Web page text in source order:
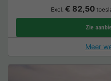
Excl. € 82,50
Zie
Meer